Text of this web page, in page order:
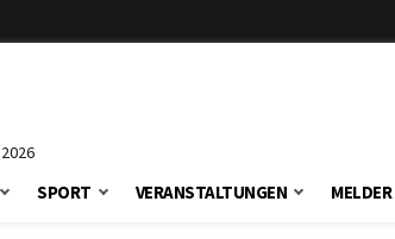
SPORT VERANSTALTUNGEN MELDER